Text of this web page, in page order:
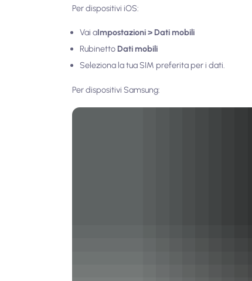
Per dispositivi iOS:
Vai aImpostazioni > Dati mobili
Rubinetto Dati mobili
Seleziona la tua SIM preferita per i dati.
Per dispositivi Samsung: